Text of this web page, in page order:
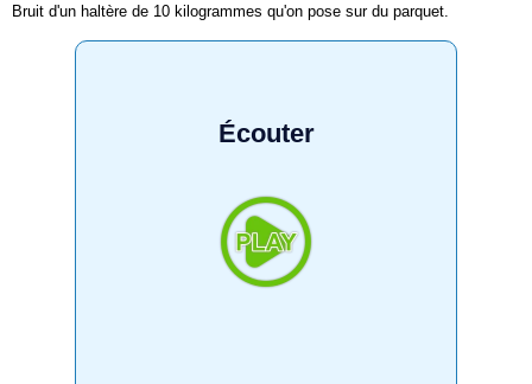
Bruit d'un haltère de 10 kilogrammes qu'on pose sur du parquet.
Écouter